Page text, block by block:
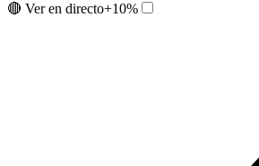
🔴 Ver en directo+10%